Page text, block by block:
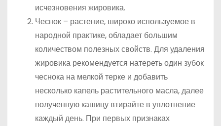
исчезновения жировика.
Чеснок – растение, широко используемое в
народной практике, обладает большим
количеством полезных свойств. Для удаления
жировика рекомендуется натереть один зубок
чеснока на мелкой терке и добавить
несколько капель растительного масла, далее
полученную кашицу втирайте в уплотнение
каждый день. При первых признаках